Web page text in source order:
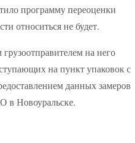
программу переоценки
относиться не будет.
на него
на пункт упаковок с
данных замеров
в Новоуральске.